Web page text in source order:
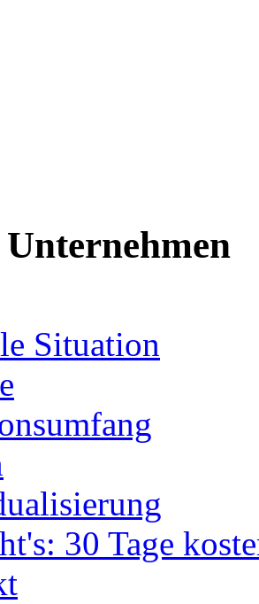
Situation
30 Tage